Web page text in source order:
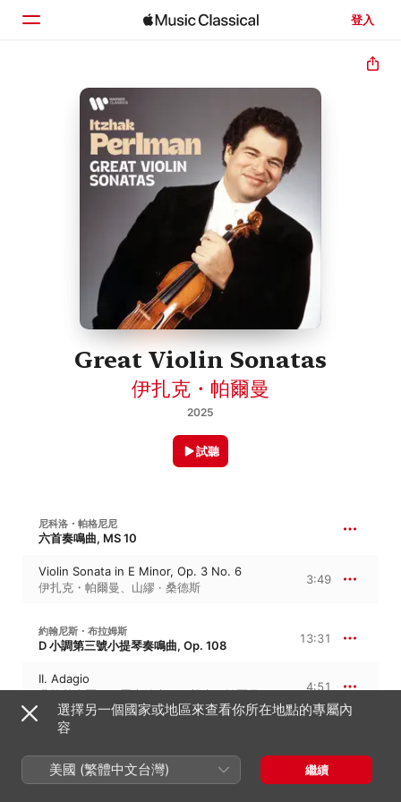
登入
首頁
Great Violin Sonatas
伊扎克・帕爾曼
2025
試聽
尼科洛・帕格尼尼
六首奏鳴曲, MS 10
Violin Sonata in E Minor, Op. 3 No. 6
伊扎克・帕爾曼、 山繆 · 桑德斯
3:49
約翰尼斯・布拉姆斯
D 小調第三號小提琴奏鳴曲, Op. 108 13:31
II. Adagio
弗拉基米爾・阿胥肯納吉、伊扎克・帕爾曼
4:51
III. Un poco presto, e con sentimento
IV. Presto agitato
5:48
選擇另一個國家或地區來查看你所在地點的專屬內
容
美國 (繁體中文台灣) 繼續